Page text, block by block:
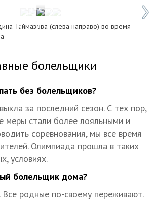
Фото: Станислав Красильников/ТАСС
1 / 5
Таймазова (слева направо) во время
болельщики
без болельщиков?
за последний сезон. С тех пор,
меры стали более лояльными и
соревнования, мы все время
Олимпиада прошла в таких
условиях.
болельщик дома?
родные по-своему переживают.